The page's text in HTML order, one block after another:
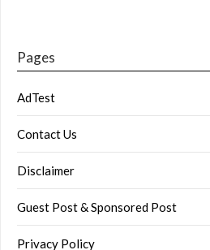
Pages
AdTest
Contact Us
Disclaimer
Guest Post & Sponsored Post
Privacy Policy